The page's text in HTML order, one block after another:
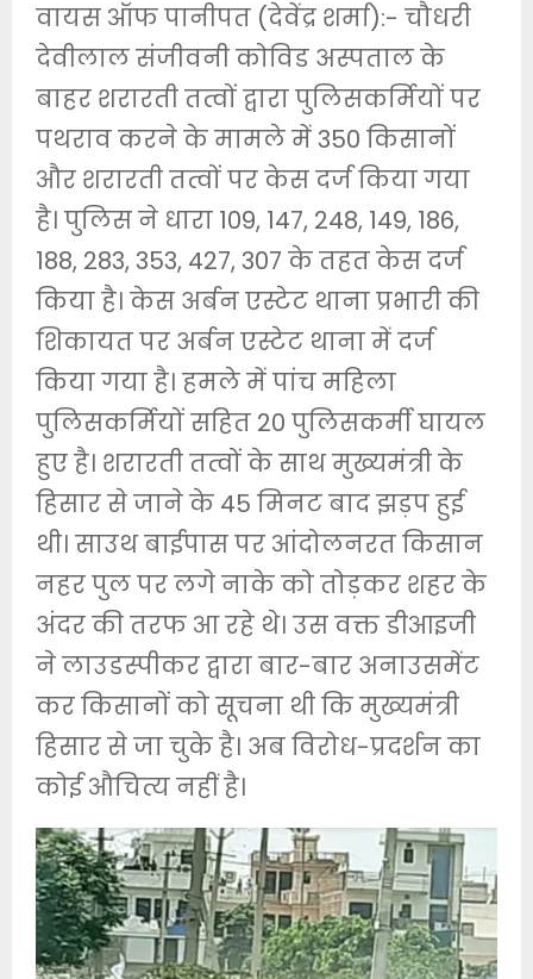
वायस ऑफ पानीपत (देवेंद्र शर्मा):- चौधरी
देवीलाल संजीवनी कोविड अस्पताल के
बाहर शरारती तत्वों द्वारा पुलिसकर्मियों पर
पथराव करने के मामले में 350 किसानों
और शरारती तत्वों पर केस दर्ज किया गया
है। पुलिस ने धारा 109, 147, 248, 149, 186,
188, 283, 353, 427, 307 के तहत केस दर्ज
किया है। केस अर्बन एस्टेट थाना प्रभारी की
शिकायत पर अर्बन एस्टेट थाना में दर्ज
किया गया है। हमले में पांच महिला
पुलिसकर्मियों सहित 20 पुलिसकर्मी घायल
हुए है। शरारती तत्वों के साथ मुख्यमंत्री के
हिसार से जाने के 45 मिनट बाद झड़प हुई
थी। साउथ बाईपास पर आंदोलनरत किसान
नहर पुल पर लगे नाके को तोड़कर शहर के
अंदर की तरफ आ रहे थे। उस वक्त डीआइजी
ने लाउडस्पीकर द्वारा बार-बार अनाउसमेंट
कर किसानों को सूचना थी कि मुख्यमंत्री
हिसार से जा चुके है। अब विरोध-प्रदर्शन का
कोई औचित्य नहीं है।